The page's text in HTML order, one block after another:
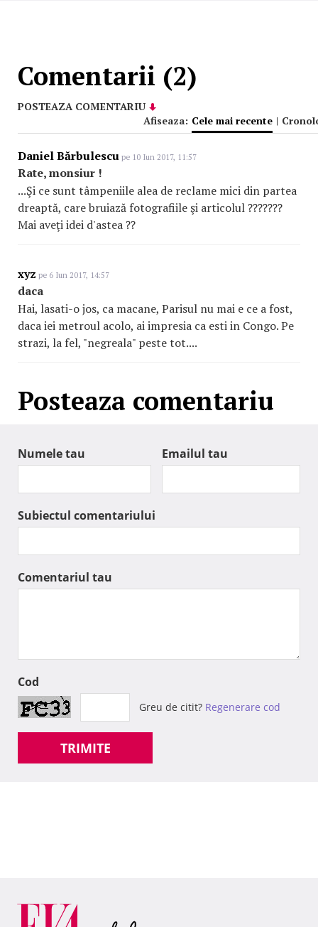
Comentarii (2)
POSTEAZA COMENTARIU
Afiseaza: Cele mai recente |
Daniel Bărbulescu pe 10 Iun 2017, 11:57
Rate, monsiur !
...Şi ce sunt tâmpeniile alea de reclame mici din partea
dreaptă, care bruiază fotografiile şi articolul ???????
Mai aveţi idei d'astea ??
xyz pe 6 Iun 2017, 14:57
daca
Hai, lasati-o jos, ca macane, Parisul nu mai e ce a fost,
daca iei metroul acolo, ai impresia ca esti in Congo. Pe
strazi, la fel, "negreala" peste tot....
Posteaza comentariu
Numele tau Emailul tau
Subiectul comentariului
Comentariul tau
Cod
Greu de citit? Regenerare cod
TRIMITE